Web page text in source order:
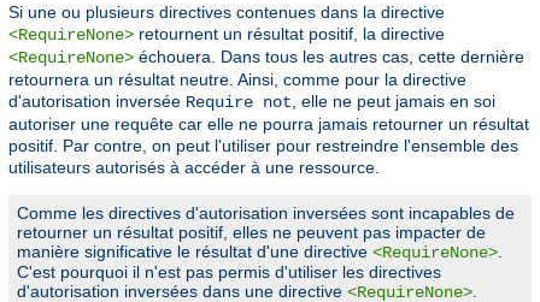
Si une ou plusieurs directives contenues dans la directive
<RequireNone> retournent un résultat positif, la directive
<RequireNone> échouera. Dans tous les autres cas, cette dernière
retournera un résultat neutre. Ainsi, comme pour la directive
d'autorisation inversée Require not , elle ne peut jamais en soi
autoriser une requête car elle ne pourra jamais retourner un résultat
positif. Par contre, on peut l'utiliser pour restreindre l'ensemble des
utilisateurs autorisés à accéder à une ressource.
Comme les directives d'autorisation inversées sont incapables de
retourner un résultat positif, elles ne peuvent pas impacter de
manière significative le résultat d'une directive <RequireNone>
C'est pourquoi il n'est pas permis d'utiliser les directives
d'autorisation inversées dans une directive <RequireNone>